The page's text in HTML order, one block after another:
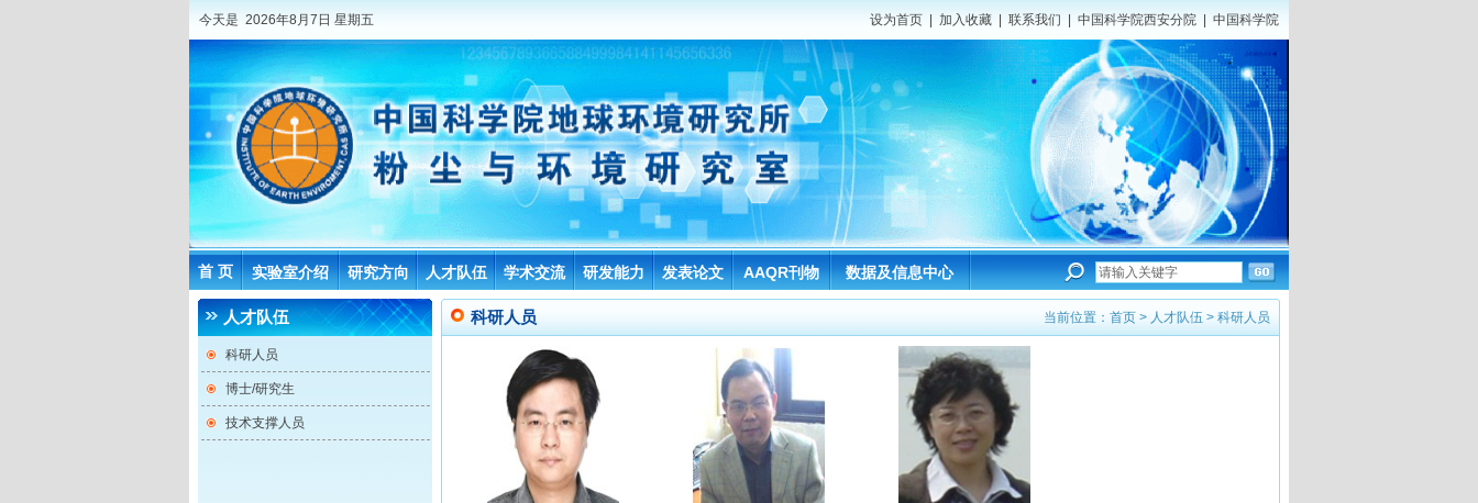
今天是 2026年8月7日 星期五 设为首页 加入收藏 联系我们 中国科学院西安分院 中国科学院
首 页 实验室介绍 研究方向 人才队伍 学术交流 研发能力 发表论文 AAQR刊物 数据及信息中心
人才队伍
科研人员
博士/研究生
技术支撑人员
科研人员 当前位置： 首页 > 人才队伍 > 科研人员